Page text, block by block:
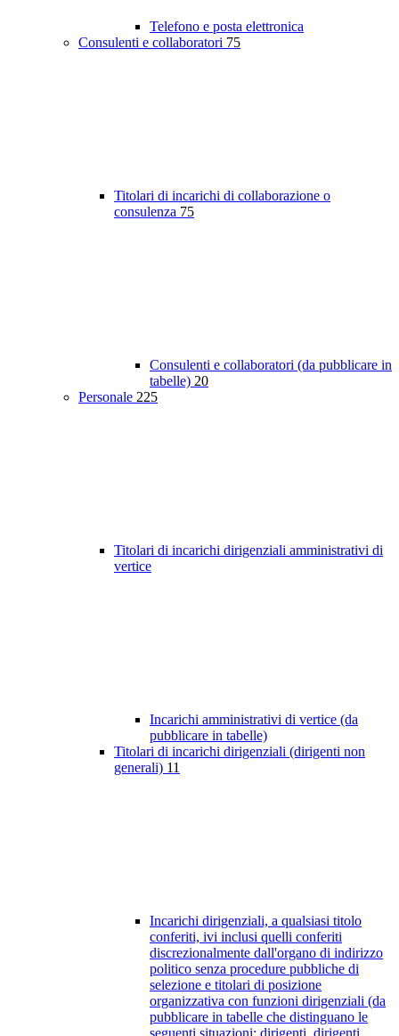
Telefono e posta elettronica
Consulenti e collaboratori 75
Titolari di incarichi di collaborazione o
consulenza 75
Consulenti e collaboratori (da pubblicare in
tabelle) 20
Personale 225
Titolari di incarichi dirigenziali amministrativi di
vertice
Incarichi amministrativi di vertice (da
pubblicare in tabelle)
Titolari di incarichi dirigenziali (dirigenti non
generali) 11
Incarichi dirigenziali, a qualsiasi titolo
conferiti, ivi inclusi quelli conferiti
discrezionalmente dall'organo di indirizzo
politico senza procedure pubbliche di
selezione e titolari di posizione
organizzativa con funzioni dirigenziali (da
pubblicare in tabelle che distinguano le